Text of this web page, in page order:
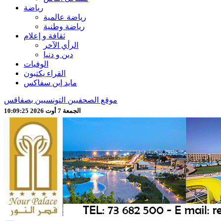
رياضة
رياضة عالمية
رياضة وطنية
ثقافة و إعلام
الرأي الآخر
دين و دنيا
الوفيات
القراء يكتبون
مايد إين سفاكس
موقع الصحفيين التونسيين بصفاقس
الجمعة 7 أوت 2026 10:09:27